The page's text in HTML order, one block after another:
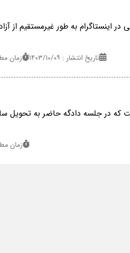
در اینستاگرام به طور غیرمستقیم از
تاریخ انتشار : ۱۴۰۳/۱۰/۰۹ زمان
که در جلسه دادگه حاضر به تحویل
زمان